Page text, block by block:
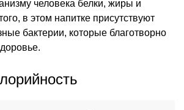
человека белки, жиры и
в этом напитке присутствуют
бактерии, которые благотворно